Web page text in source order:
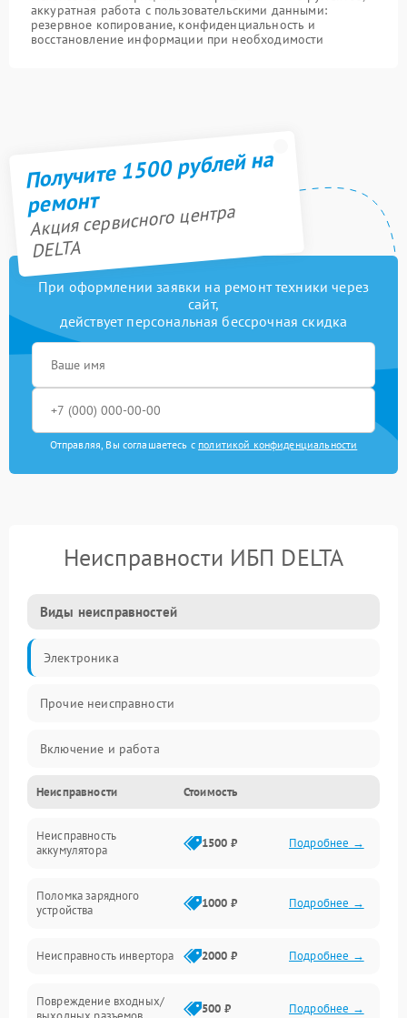
аккуратная работа с пользовательскими данными:
резервное копирование, конфиденциальность и
восстановление информации при необходимости
Получите 1500 рублей на
ремонт
Акция сервисного центра
DELTA
При оформлении заявки на ремонт техники через
сайт,
действует персональная бессрочная скидка
Отправляя, Вы соглашаетесь с политикой конфиденциальности
Неисправности ИБП DELTA
Виды неисправностей
Электроника
Прочие неисправности
Включение и работа
Работа с нагрузкой
Звук и индикация
Неисправности Стоимость
Неисправность
аккумулятора
1500 ₽ Подробнее →
Поломка зарядного
устройства
1000 ₽ Подробнее →
Неисправность инвертора 2000 ₽ Подробнее →
Повреждение входных/
500 ₽ Подробнее →